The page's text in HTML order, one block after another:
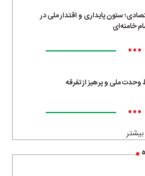
ستون پایداری و اقتدار ملی در
خامنه‌ای
•••
ملی و پرهیز از تفرقه
•••
بیشتر